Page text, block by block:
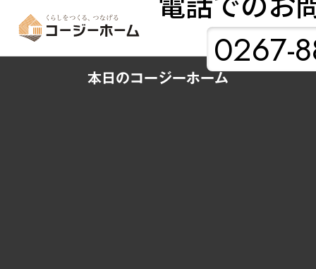
0267-
本日のコージーホーム